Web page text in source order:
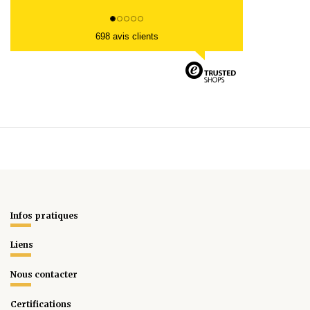
698 avis clients
Infos pratiques
Liens
Nous contacter
Certifications